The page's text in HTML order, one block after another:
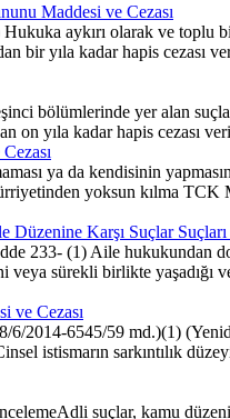
Maddesi ve Cezası
aykırı olarak ve
bir yıla kadar hapis cezası
bölümlerinde yer alan
on yıla kadar hapis
ya da kendisinin
yoksun kılma
Karşı Suçlar Suçları
233- (1) Aile hukukundan
veya sürekli birlikte
ve Cezası
6/2014-6545/59 md.)(1)
istismarın sarkıntılık
suçlar, kamu